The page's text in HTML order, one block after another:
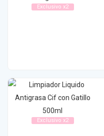
Exclusivo x2
Exclusivo x2